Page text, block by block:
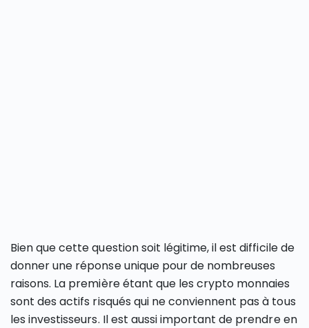
Bien que cette question soit légitime, il est difficile de
donner une réponse unique pour de nombreuses
raisons. La première étant que les crypto monnaies
sont des actifs risqués qui ne conviennent pas à tous
les investisseurs. Il est aussi important de prendre en